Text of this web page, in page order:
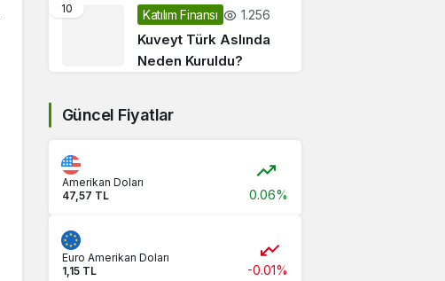
10 Katılım Finansı 1.256
Kuveyt Türk Aslında
Neden Kuruldu?
Güncel Fiyatlar
Amerikan Doları
47,57 TL
0.06%
Euro Amerikan Doları
1,15 TL
-0.01%